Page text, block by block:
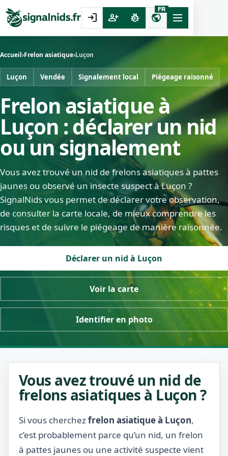
login person_add pest_control public
FR
Accueil›Frelon asiatique›Luçon
Luçon Vendée Signalement local Piégeage raisonné
Frelon asiatique à
Luçon : déclarer un nid
ou un signalement
Vous avez trouvé un nid de frelons asiatiques à pattes
jaunes ou observé un insecte suspect à Luçon ?
SignalNids vous permet de déclarer votre observation,
de consulter la carte locale, de mieux comprendre les
risques et de suivre le piégeage de manière raisonnée.
Déclarer un nid à Luçon
Voir la carte
Identifier en photo
Vous avez trouvé un nid de
frelons asiatiques à Luçon ?
Si vous cherchezfrelon asiatique à Luçon,
c’est probablement parce qu’un nid, un frelon
à pattes jaunes ou une activité suspecte vient